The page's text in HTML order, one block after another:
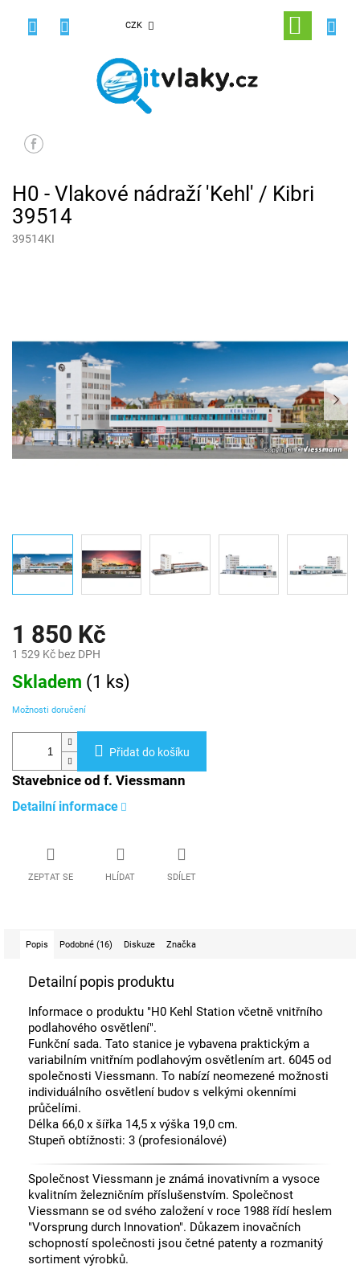
CZK
NÁKUPNÍ
KOŠÍK
H0 - Vlakové nádraží 'Kehl' / Kibri
39514
39514KI
1 850 Kč
1 529 Kč bez DPH
Měrná
cena:
Skladem (1 ks)
Možnosti doručení
Přidat do košíku
Stavebnice od f. Viessmann
Detailní informace
ZEPTAT SE HLÍDAT SDÍLET
Popis Podobné (16) Diskuze Značka
Detailní popis produktu
Informace o produktu "H0 Kehl Station včetně vnitřního
podlahového osvětlení".
Funkční sada. Tato stanice je vybavena praktickým a
variabilním vnitřním podlahovým osvětlením art. 6045 od
společnosti Viessmann. To nabízí neomezené možnosti
individuálního osvětlení budov s velkými okenními
průčelími.
Délka 66,0 x šířka 14,5 x výška 19,0 cm.
Stupeň obtížnosti: 3 (profesionálové)
Společnost Viessmann je známá inovativním a vysoce
kvalitním železničním příslušenstvím. Společnost
Viessmann se od svého založení v roce 1988 řídí heslem
"Vorsprung durch Innovation". Důkazem inovačních
schopností společnosti jsou četné patenty a rozmanitý
sortiment výrobků.